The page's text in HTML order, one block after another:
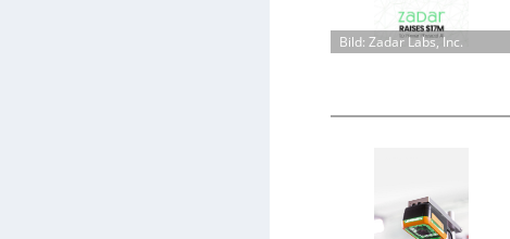
Bild: Zadar Labs, Inc.